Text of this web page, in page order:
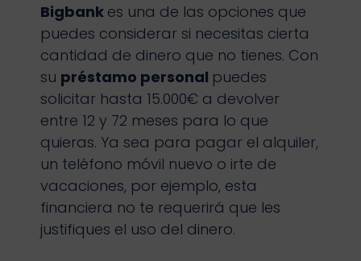
Bigbank es una de las opciones que
puedes considerar si necesitas cierta
cantidad de dinero que no tienes. Con
su préstamo personal puedes
solicitar hasta 15.000€ a devolver
entre 12 y 72 meses para lo que
quieras. Ya sea para pagar el alquiler,
un teléfono móvil nuevo o irte de
vacaciones, por ejemplo, esta
financiera no te requerirá que les
justifiques el uso del dinero.